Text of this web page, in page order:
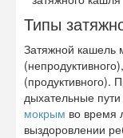
Типы
Затяжной кашель
(продуктивного).
дыхательные
мокрым во время
выздоровлении